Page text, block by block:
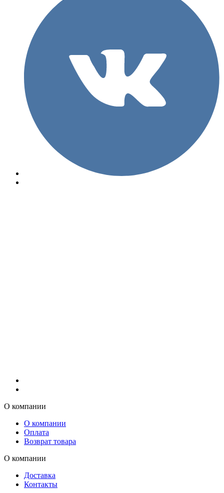
О компании
О компании
Оплата
Возврат товара
О компании
Доставка
Контакты